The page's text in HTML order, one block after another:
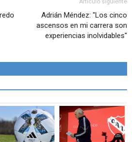
Artículo siguiente
Adrián Méndez: "Los cinco
ascensos en mi carrera son
experiencias inolvidables"